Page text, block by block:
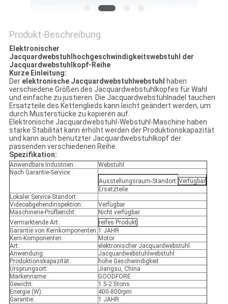
Produkt-Beschreibung
Elektronischer
Jacquardwebstuhlhochgeschwindigkeitswebstuhl der
Jacquardwebstuhlkopf-Reihe
Kurze Einleitung:
Der elektronische Jacquardwebstuhlwebstuhl
haben
verschiedene Größen des Jacquardwebstuhlkopfes für Wahl
und einfache zu justieren. Die Jacquardwebstuhlnadel tauchen
Ersatzteile des Kettenglieds kann leicht geändert werden, um
durch Musterstücke zu kopieren auf.
Elektronische Jacquardwebstuhl-Webstuhl-Maschine haben
starke Stabilität kann erhöht werden der Produktionskapazität
und kann auch benutzter Jacquardwebstuhlkopf der
passenden verschiedenen Reihe.
Spezifikation:
Anwendbare Industrien:
Webstuhl
Nach Garantie-Service:
Ausstellungsraum-Standort: Verfügbar
Ersatzteile
Lokaler Service-Standort:
Videoabgehendinspektion:
Verfügbar
Maschinerie-Prüfbericht:
Nicht verfügbar
Vermarktende Art:
reifes Produkt
Garantie von Kernkomponenten: 1 JAHR
Kern-Komponenten:
Motor
Art:
elektronischer Jacquardwebstuhl
Anwendung:
Jacquardwebstuhlwebstuhl
Produktionskapazität:
hohe Geschwindigkeit
Ursprungsort:
Jiangsu, China
Markenname:
GOODFORE
Gewicht:
1.5-2.5tons
Energie (W):
400-800rpm
Garantie:
1 JAHR